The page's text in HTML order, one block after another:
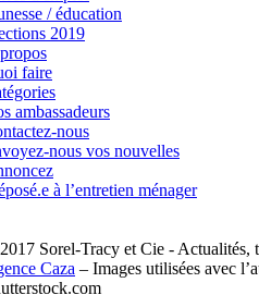
/ éducation
2019
faire
ambassadeurs
nous
nous vos nouvelles
à l’entretien ménager
Sorel-Tracy et Cie - Actualités,
Caza – Images utilisées avec